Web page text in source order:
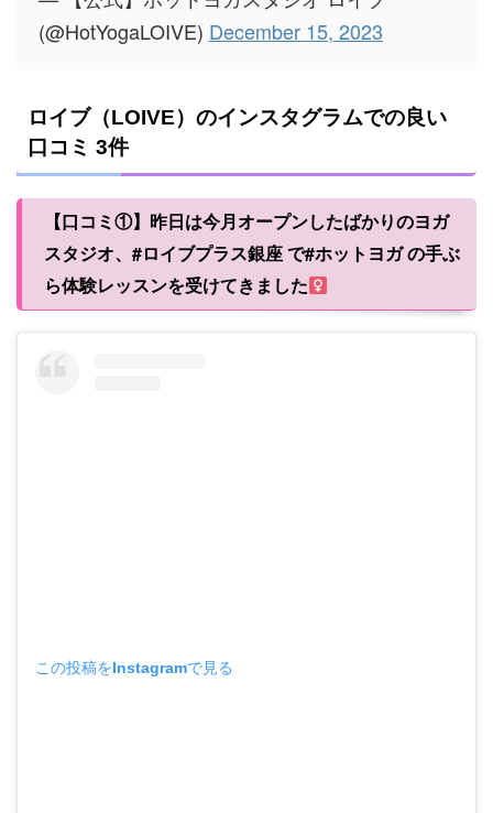
(@HotYogaLOIVE) December 15, 2023
ロイブ（LOIVE）のインスタグラムでの良い
口コミ 3件
【口コミ①】昨日は今月オープンしたばかりのヨガ
スタジオ、#ロイブプラス銀座 で#ホットヨガ の手ぶ
ら体験レッスンを受けてきました‍
この投稿をInstagramで見る